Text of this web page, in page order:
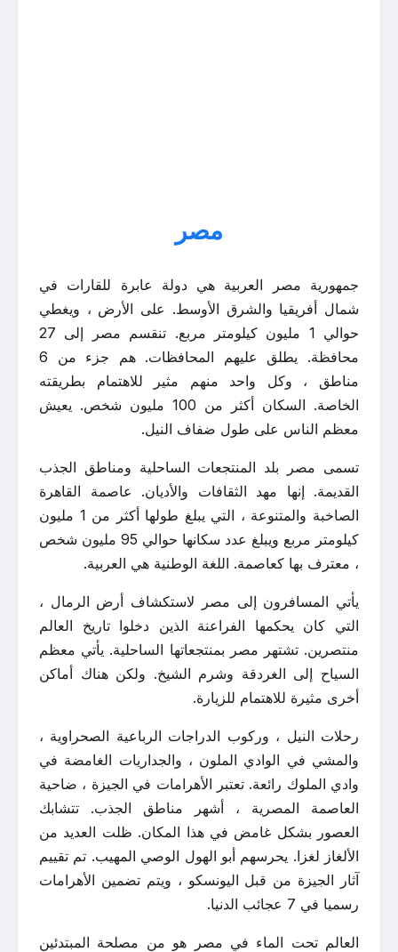
مصر
جمهورية مصر العربية هي دولة عابرة للقارات في
شمال أفريقيا والشرق الأوسط. على الأرض ، ويغطي
حوالي 1 مليون كيلومتر مربع. تنقسم مصر إلى 27
محافظة. يطلق عليهم المحافظات. هم جزء من 6
مناطق ، وكل واحد منهم مثير للاهتمام بطريقته
الخاصة. السكان أكثر من 100 مليون شخص. يعيش
معظم الناس على طول ضفاف النيل.
تسمى مصر بلد المنتجعات الساحلية ومناطق الجذب
القديمة. إنها مهد الثقافات والأديان. عاصمة القاهرة
الصاخبة والمتنوعة ، التي يبلغ طولها أكثر من 1 مليون
كيلومتر مربع ويبلغ عدد سكانها حوالي 95 مليون شخص
، معترف بها كعاصمة. اللغة الوطنية هي العربية.
يأتي المسافرون إلى مصر لاستكشاف أرض الرمال ،
التي كان يحكمها الفراعنة الذين دخلوا تاريخ العالم
منتصرين. تشتهر مصر بمنتجعاتها الساحلية. يأتي معظم
السياح إلى الغردقة وشرم الشيخ. ولكن هناك أماكن
أخرى مثيرة للاهتمام للزيارة.
رحلات النيل ، وركوب الدراجات الرباعية الصحراوية ،
والمشي في الوادي الملون ، والجداريات الغامضة في
وادي الملوك رائعة. تعتبر الأهرامات في الجيزة ، ضاحية
العاصمة المصرية ، أشهر مناطق الجذب. تتشابك
العصور بشكل غامض في هذا المكان. ظلت العديد من
الألغاز لغزا. يحرسهم أبو الهول الوصي المهيب. تم تقييم
آثار الجيزة من قبل اليونسكو ، ويتم تضمين الأهرامات
رسميا في 7 عجائب الدنيا.
العالم تحت الماء في مصر هو من مصلحة المبتدئين